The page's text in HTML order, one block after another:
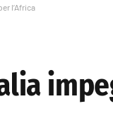
l’Africa